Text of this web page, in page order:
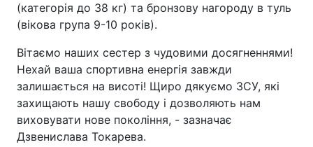
(категорія до 38 кг) та бронзову нагороду в туль
(вікова група 9-10 років).
Вітаємо наших сестер з чудовими досягненнями!
Нехай ваша спортивна енергія завжди
залишається на висоті! Щиро дякуємо ЗСУ, які
захищають нашу свободу і дозволяють нам
виховувати нове покоління, - зазначає
Дзвенислава Токарева.